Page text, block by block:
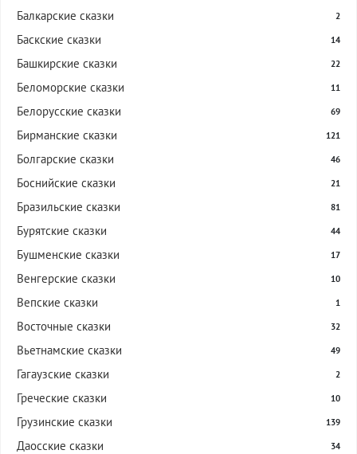
Балкарские сказки 2
Баскские сказки 14
Башкирские сказки 22
Беломорские сказки 11
Белорусские сказки 69
Бирманские сказки 121
Болгарские сказки 46
Боснийские сказки 21
Бразильские сказки 81
Бурятские сказки 44
Бушменские сказки 17
Венгерские сказки 10
Вепские сказки 1
Восточные сказки 32
Вьетнамские сказки 49
Гагаузские сказки 2
Греческие сказки 10
Грузинские сказки 139
Даосские сказки 34